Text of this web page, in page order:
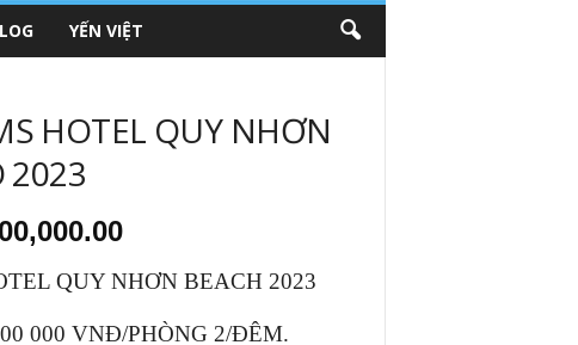
YẾN VIỆT
HOTEL QUY NHƠN
2023
Giá
tại
₫2,200,000.00.
QUY NHƠN BEACH 2023
000 VNĐ/PHÒNG 2/ĐÊM.